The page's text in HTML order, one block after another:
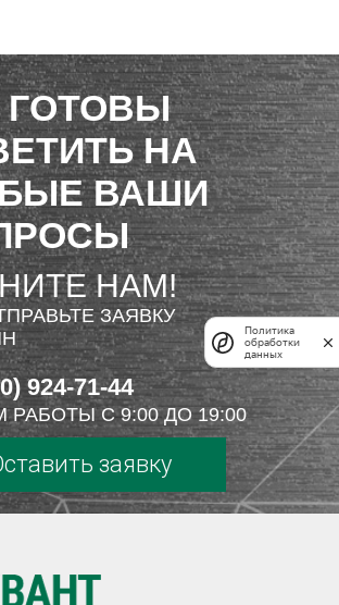
НА
ВАШИ
НАМ!
ЗАЯВКУ
924-71-44
С 9:00 ДО 19:00
заявку
Политика
обработки
данных